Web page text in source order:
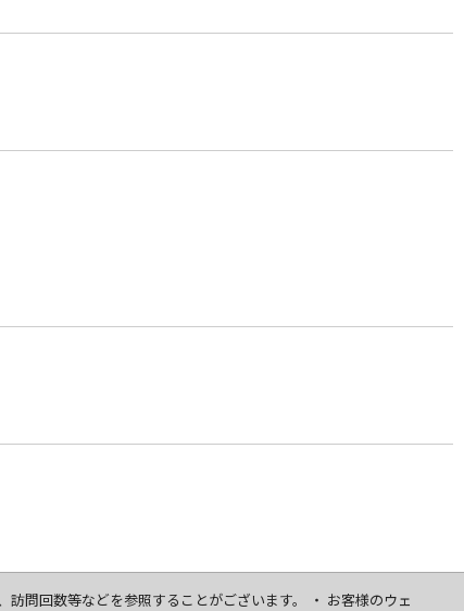
問回数等などを参照することがございます。 ・ お客様のウェ